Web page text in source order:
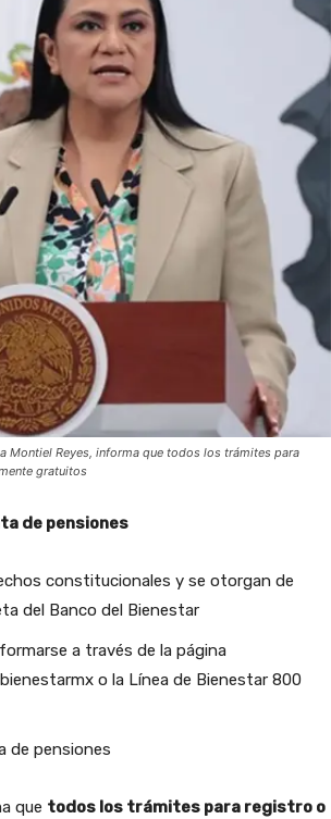
Montiel Reyes, informa que todos los trámites para
gratuitos
de pensiones
constitucionales y se otorgan de
del Banco del Bienestar
a través de la página
o la Línea de Bienestar 800
de pensiones
que todos los trámites para registro o